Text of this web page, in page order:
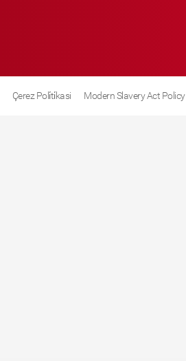
Çerez Poli̇ti̇kasi Modern Slavery Act Policy